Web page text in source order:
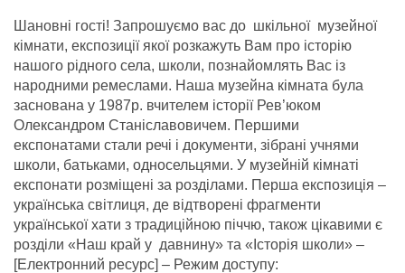
Шановні гості! Запрошуємо вас до шкільної музейної
кімнати, експозиції якої розкажуть Вам про історію
нашого рідного села, школи, познайомлять Вас із
народними ремеслами. Наша музейна кімната була
заснована у 1987р. вчителем історії Рев’юком
Олександром Станіславовичем. Першими
експонатами стали речі і документи, зібрані учнями
школи, батьками, односельцями. У музейній кімнаті
експонати розміщені за розділами. Перша експозиція –
українська світлиця, де відтворені фрагменти
української хати з традиційною піччю, також цікавими є
розділи «Наш край у давнину» та «Історія школи» –
[Електронний ресурс] – Режим доступу: